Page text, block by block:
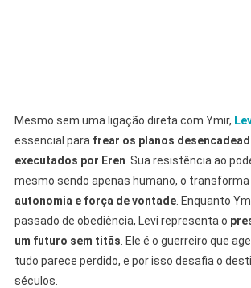
Mesmo sem uma ligação direta com Ymir,
essencial para frear os planos
executados por Eren . Sua resistência ao
mesmo sendo apenas humano, o
autonomia e força de vontade. Enquanto
passado de obediência, Levi representa o
um futuro sem titãs . Ele é o guerreiro que
tudo parece perdido, e por isso desafia o
séculos.